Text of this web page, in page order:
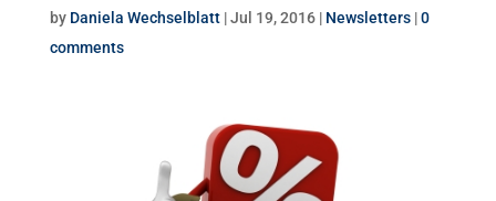
by Daniela Wechselblatt|Jul 19, 2016| Newsletters|0
comments